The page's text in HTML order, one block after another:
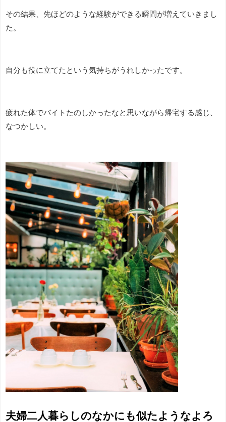
その結果、先ほどのような経験ができる瞬間が増えていきまし
た。
自分も役に立てたという気持ちがうれしかったです。
疲れた体でバイトたのしかったなと思いながら帰宅する感じ、
なつかしい。
夫婦二人暮らしのなかにも似たようなよろ